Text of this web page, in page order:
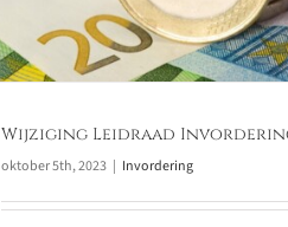
Wijziging Leidraad
oktober 5th, 2023 | Invordering